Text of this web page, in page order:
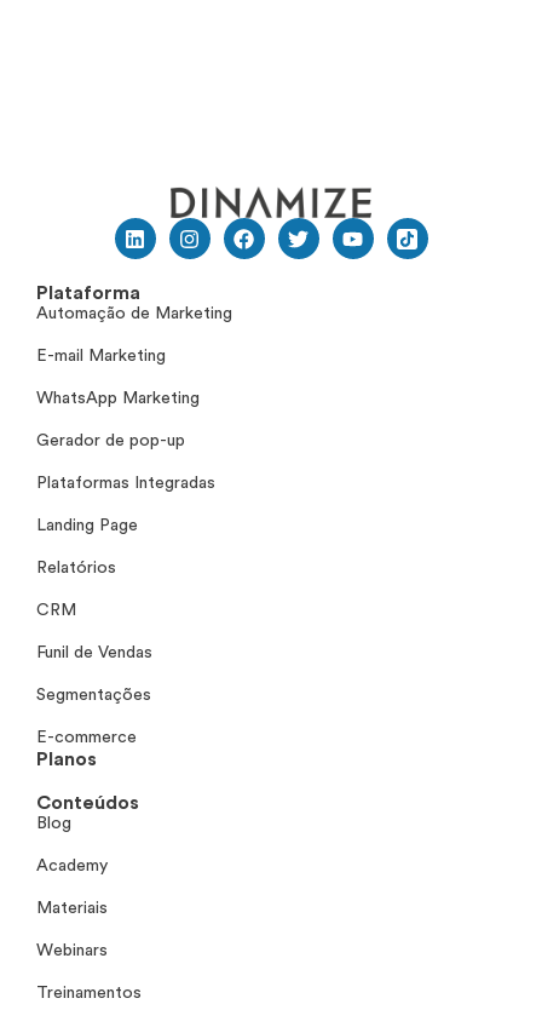
Plataforma
Automação de Marketing
E-mail Marketing
WhatsApp Marketing
Gerador de pop-up
Plataformas Integradas
Landing Page
Relatórios
CRM
Funil de Vendas
Segmentações
E-commerce
Planos
Conteúdos
Blog
Academy
Materiais
Webinars
Treinamentos